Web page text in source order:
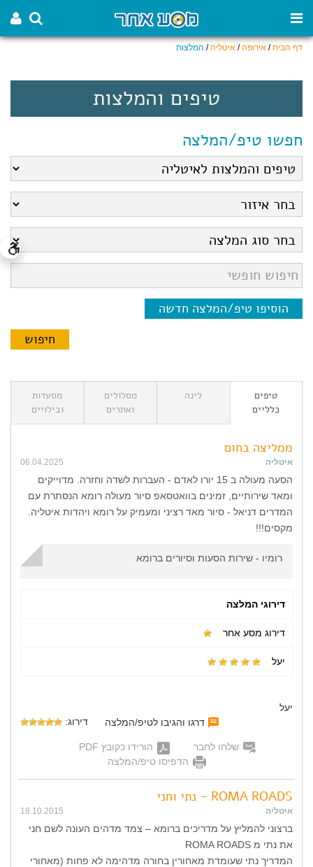
דף הבית/ אירופה/ איטליה/ המלצות
טיפים והמלצות
חפשו טיפ/המלצה
הוסיפו טיפ/המלצה חדשה
טיפים
כלליים
לינה
מסלולים
ואתרים
מסעדות
ובילויים
ממליצה בחום
איטליה 06.04.2025
הסעה מעולה ב 15 יורו לאדם - העברות לשדה וחזרה. מדוייקים
ומאד שירותיים, זמינים בוואטסאפ סיור מעולה רומא הנסתרת עם
המדרים דניאל - סיור מאד רציני ומעמיק על רומא ויהדות איטליה.
מקסים!!!
רומיו - שירות הסעות וסיורים ברומא
דירוגי המלצה
דירוג מסע אחר
יעל
יעל
דרגו והגיבו לטיפ/המלצה
דירוג:
שלחו לחבר
הורידו כקובץ PDF
הדפיסו טיפ/המלצה
ROMA ROADS – נתי וחני
איטליה 18.10.2015
ברצוני להמליץ על מדריכים ברומא – צמד מדהים העונה לשם חני
את נתי מ ROMA ROADS
המדריך נתי שעומדת מאחורין בחורה מדהימה לא פחות (מאחורי